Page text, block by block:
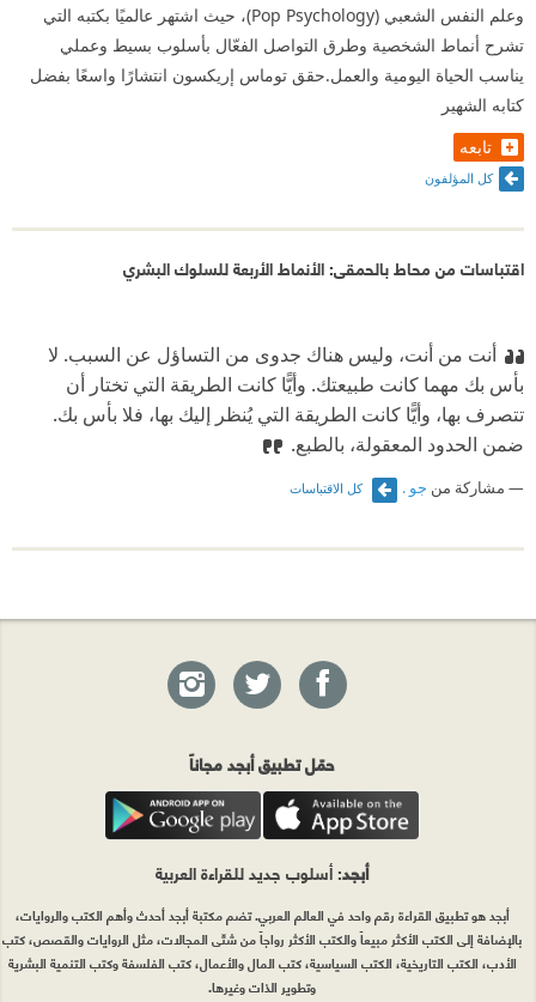
وعلم النفس الشعبي (Pop Psychology)، حيث اشتهر عالميًا بكتبه التي
تشرح أنماط الشخصية وطرق التواصل الفعّال بأسلوب بسيط وعملي
يناسب الحياة اليومية والعمل.حقق توماس إريكسون انتشارًا واسعًا بفضل
كتابه الشهير
تابعه
كل المؤلفون
اقتباسات من محاط بالحمقى: الأنماط الأربعة للسلوك البشري
أنت من أنت، وليس هناك جدوى من التساؤل عن السبب. لا
بأس بك مهما كانت طبيعتك. وأيًّا كانت الطريقة التي تختار أن
تتصرف بها، وأيًّا كانت الطريقة التي يُنظر إليك بها، فلا بأس بك.
ضمن الحدود المعقولة، بالطبع.
مشاركة من جو . كل الاقتباسات
حمّل تطبيق أبجد مجاناً
أبجد: أسلوب جديد للقراءة العربية
أبجد هو تطبيق القراءة رقم واحد في العالم العربي. تضم مكتبة أبجد أحدث وأهم الكتب والروايات،
بالإضافة إلى الكتب الأكثر مبيعاً والكتب الأكثر رواجاً من شتّى المجالات، مثل الروايات والقصص، كتب
الأدب، الكتب التاريخية، الكتب السياسية، كتب المال والأعمال، كتب الفلسفة وكتب التنمية البشرية
وتطوير الذات وغيرها.